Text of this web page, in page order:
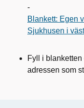
-
Blankett: Egen
Sjukhusen i
Fyll i blanketten
adressen som